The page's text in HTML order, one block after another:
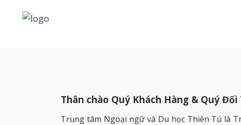
Thân chào Quý Khách Hàng & Quý Đối
Trung tâm Ngoại ngữ và Du học Thiên Tú là